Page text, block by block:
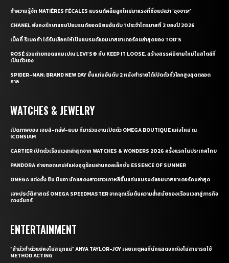
ทำความรู้จัก MATIÈRES FÉCALES แบรนด์คลื่นลูกใหม่มาแรงที่ชื่อแปลว่า ‘อุจจาระ’
CHANEL ยังคงรักษาแชมป์แบรนด์ยอดนิยมอันดับ 1 ประจำไตรมาสที่ 2 ของปี 2026
เบ็คกี้ รีเบคก้า ได้รับเลือกให้เป็นแบรนด์แอมบาสซาเดอร์คนล่าสุดของ TOD’S
ROSÉ ร่วมถ่ายทอดแคมเปญ LEVI’S® กับ KEEP IT LOOSE. สร้างสรรค์นิยามใหม่ในสไตล์ที่
เป็นตัวเอง
SPIDER-MAN: BRAND NEW DAY ขึ้นแท่นอันดับ 2 หนังทำรายได้เปิดตัวทั่วโลกสูงสุดตลอด
กาล
WATCHES & JEWELRY
เปิดภาพของ เจมส์-กลัฟ-แบม ที่มาร่วมงานเปิดตัว OMEGA BOUTIQUE แห่งใหม่ ณ
ICONSIAM
CARTIER เปิดตัวเรือนเวลาล่าสุดจาก WATCHES & WONDERS 2026 ครั้งแรกในประเทศไทย
PANDORA ถ่ายทอดเสน่ห์แห่งฤดูร้อนผ่านคอลเล็กชั่น ESSENCE OF SUMMER
OMEGA แต่งตั้ง ชิน มินอา นักแสดงสาวชาวเกาหลีขึ้นแท่นแบรนด์แอมบาสซาเดอร์คนล่าสุด
เจาะประวัติศาสตร์ OMEGA SPEEDMASTER จากจุดเริ่มต้นความล้ำสมัยของเรือนเวลาสู่ภารกิจ
ดวงจันทร์
ENTERTAINMENT
“ถ้ามัวทำตัวแย่คงไม่สนุกแน่” ANYA TAYLOR-JOY เผยเหตุผลที่นักแสดงหญิงไม่สามารถใช้
METHOD ACTING